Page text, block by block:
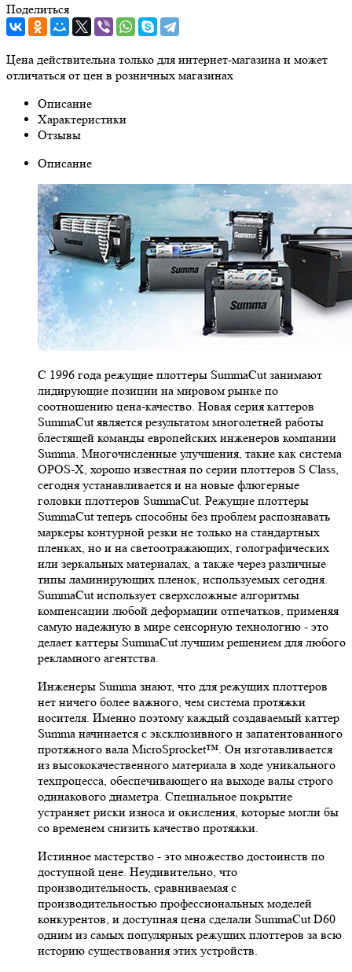
Поделиться
Цена действительна только для интернет-магазина и может
отличаться от цен в розничных магазинах
Описание
Характеристики
Отзывы
Описание
С 1996 года режущие плоттеры SummaCut занимают
лидирующие позиции на мировом рынке по
соотношению цена-качество. Новая серия каттеров
SummaCut является результатом многолетней работы
блестящей команды европейских инженеров компании
Summa. Многочисленные улучшения, такие как система
OPOS-X, хорошо известная по серии плоттеров S Class,
сегодня устанавливается и на новые флюгерные
головки плоттеров SummaCut. Режущие плоттеры
SummaCut теперь способны без проблем распознавать
маркеры контурной резки не только на стандартных
пленках, но и на светоотражающих, голографических
или зеркальных материалах, а также через различные
типы ламинирующих пленок, используемых сегодня.
SummaCut использует сверхсложные алгоритмы
компенсации любой деформации отпечатков, применяя
самую надежную в мире сенсорную технологию - это
делает каттеры SummaCut лучшим решением для любого
рекламного агентства.
Инженеры Summa знают, что для режущих плоттеров
нет ничего более важного, чем система протяжки
носителя. Именно поэтому каждый создаваемый каттер
Summa начинается с эксклюзивного и запатентованного
протяжного вала MicroSprocket™. Он изготавливается
из высококачественного материала в ходе уникального
техпроцесса, обеспечивающего на выходе валы строго
одинакового диаметра. Специальное покрытие
устраняет риски износа и окисления, которые могли бы
со временем снизить качество протяжки.
Истинное мастерство - это множество достоинств по
доступной цене. Неудивительно, что
производительность, сравниваемая с
производительностью профессиональных моделей
конкурентов, и доступная цена сделали SummaCut D60
одним из самых популярных режущих плоттеров за всю
историю существования этих устройств.